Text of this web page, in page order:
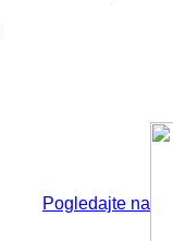
Pogledajte na